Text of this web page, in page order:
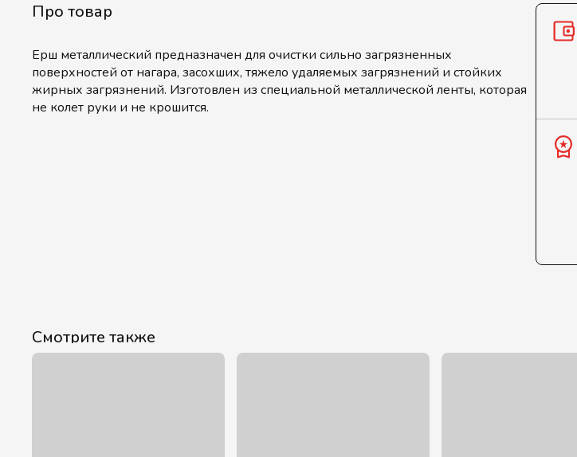
Про товар
Ерш металлический предназначен для очистки сильно загрязненных
поверхностей от нагара, засохших, тяжело удаляемых загрязнений и стойких
жирных загрязнений. Изготовлен из специальной металлической ленты, которая
не колет руки и не крошится.
Смотрите также